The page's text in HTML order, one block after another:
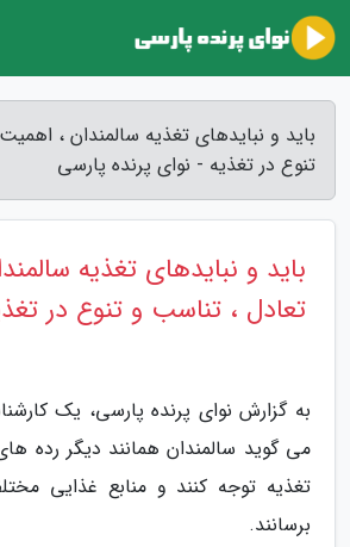
باید و نبایدهای تغذیه سالمندان ،
تنوع در تغذیه - نوای پرنده پارسی
باید و نبایدهای تغذیه
تعادل ، تناسب و تنوع در
به گزارش نوای پرنده پارسی، یک
می گوید سالمندان همانند دیگر رده
تغذیه توجه کنند و منابع غذایی
برسانند.